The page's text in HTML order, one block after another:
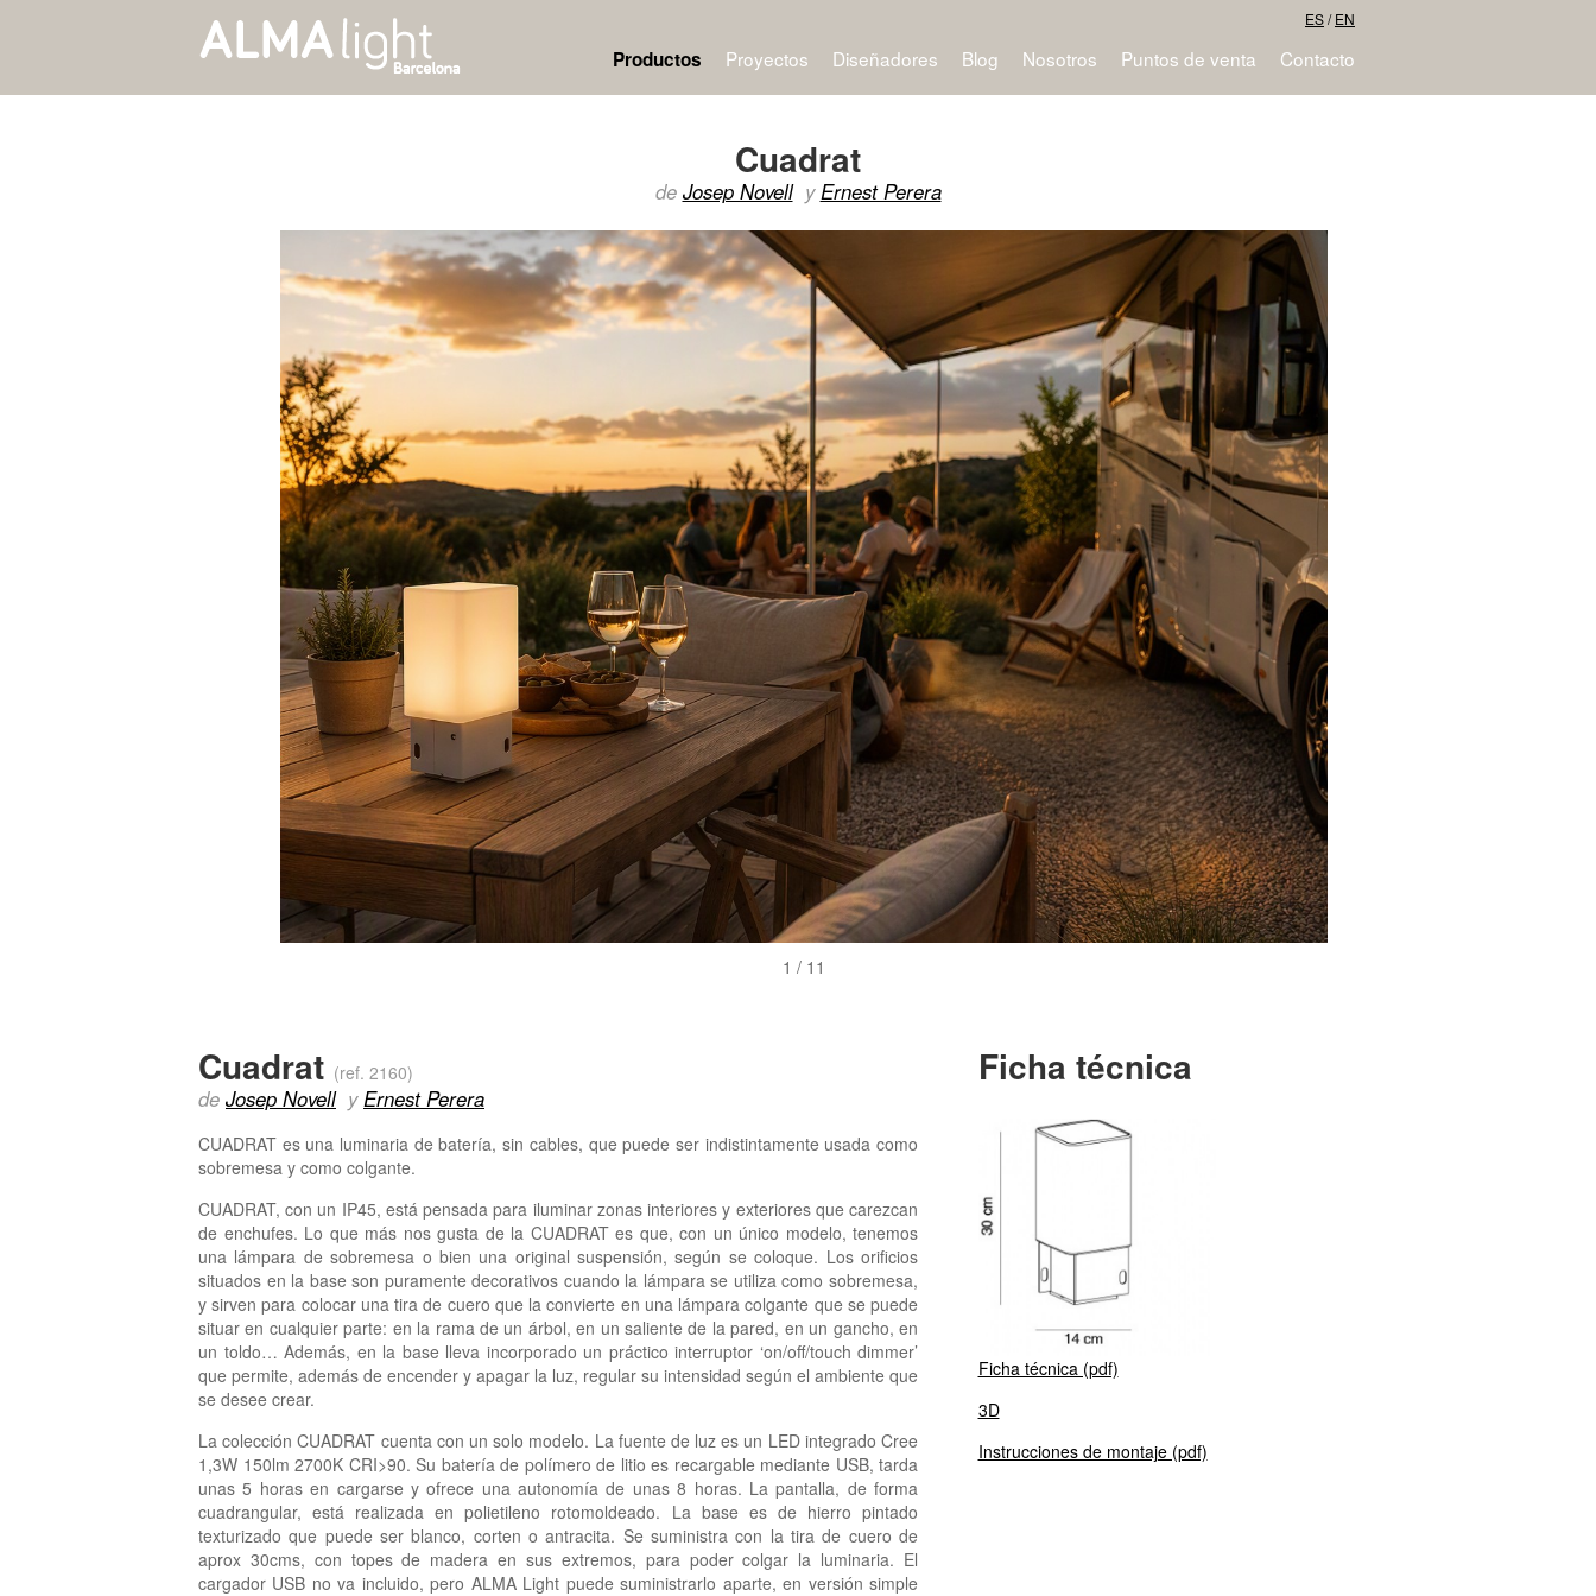
ES/EN
Productos Proyectos Diseñadores Blog Nosotros Puntos de venta Contacto
Cuadrat
de Josep NovellyErnest Perera
2 / 11
Cuadrat (ref. 2160)
de Josep NovellyErnest Perera
CUADRAT es una luminaria de batería, sin cables, que puede ser indistintamente usada como
sobremesa y como colgante.
CUADRAT, con un IP45, está pensada para iluminar zonas interiores y exteriores que carezcan
de enchufes. Lo que más nos gusta de la CUADRAT es que, con un único modelo, tenemos
una lámpara de sobremesa o bien una original suspensión, según se coloque. Los orificios
situados en la base son puramente decorativos cuando la lámpara se utiliza como sobremesa,
y sirven para colocar una tira de cuero que la convierte en una lámpara colgante que se puede
situar en cualquier parte: en la rama de un árbol, en un saliente de la pared, en un gancho, en
un toldo… Además, en la base lleva incorporado un práctico interruptor ‘on/off/touch dimmer’
que permite, además de encender y apagar la luz, regular su intensidad según el ambiente que
se desee crear.
La colección CUADRAT cuenta con un solo modelo. La fuente de luz es un LED integrado Cree
1,3W 150lm 2700K CRI>90. Su batería de polímero de litio es recargable mediante USB, tarda
unas 5 horas en cargarse y ofrece una autonomía de unas 8 horas. La pantalla, de forma
cuadrangular, está realizada en polietileno rotomoldeado. La base es de hierro pintado
texturizado que puede ser blanco, corten o antracita. Se suministra con la tira de cuero de
aprox 30cms, con topes de madera en sus extremos, para poder colgar la luminaria. El
cargador USB no va incluido, pero ALMA Light puede suministrarlo aparte, en versión simple
Ficha técnica
Ficha técnica (pdf)
3D
Instrucciones de montaje (pdf)